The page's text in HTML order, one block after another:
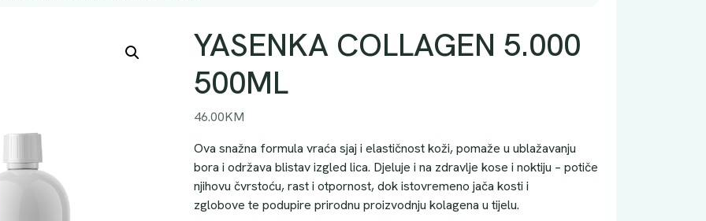
YASENKA COLLAGEN 5.000
500ML
46.00KM
Ova snažna formula vraća sjaj i elastičnost koži, pomaže u ublažavanju
bora i održava blistav izgled lica. Djeluje i na zdravlje kose i noktiju – potiče
njihovu čvrstoću, rast i otpornost, dok istovremeno jača kosti i
zglobove te podupire prirodnu proizvodnju kolagena u tijelu.